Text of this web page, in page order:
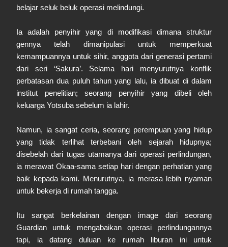
belajar seluk beluk operasi melindungi.
Ia adalah penyihir yang di modifikasi dimana struktur
gennya telah dimanipulasi untuk memperkuat
kemampuannya untuk sihir, anggota dari generasi pertami
dari seri ‘Sakura’. Selama hari menyurutnya konflik
perbatasan dua puluh tahun yang lalu, ia dibuat di dalam
institut penelitian; seorang penyihir yang dibeli oleh
keluarga Yotsuba sebelum ia lahir.
Namun, ia sangat ceria, seorang perempuan yang hidup
yang tidak terlihat terbebani oleh sejarah hidupnya;
disebelah dari tugas utamanya dari operasi perlindungan,
ia merawat Okaa-sama setiap hari dengan perhatian yang
baik kepada kami. Menurutnya, ia merasa lebih nyaman
untuk bekerja di rumah tangga.
Itu sangat berkelainan dengan image dari seorang
Guardian untuk mengabaikan operasi perlindungannya
tapi, ia datang duluan ke rumah liburan ini untuk